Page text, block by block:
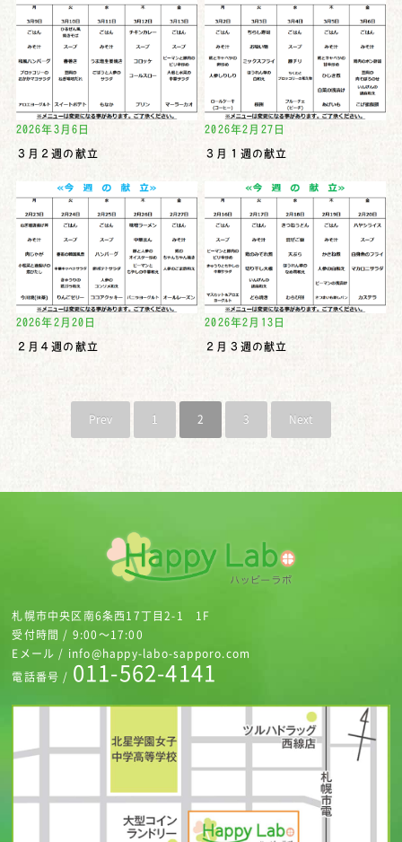
2026年3月6日
３月２週の献立
2026年2月27日
３月１週の献立
2026年2月20日
２月４週の献立
2026年2月13日
２月３週の献立
Prev 1 2 3 Next
札幌市中央区南6条西17丁目2-1 1F
受付時間 / 9:00～17:00
Eメール / info@happy-labo-sapporo.com
電話番号 / 011-562-4141